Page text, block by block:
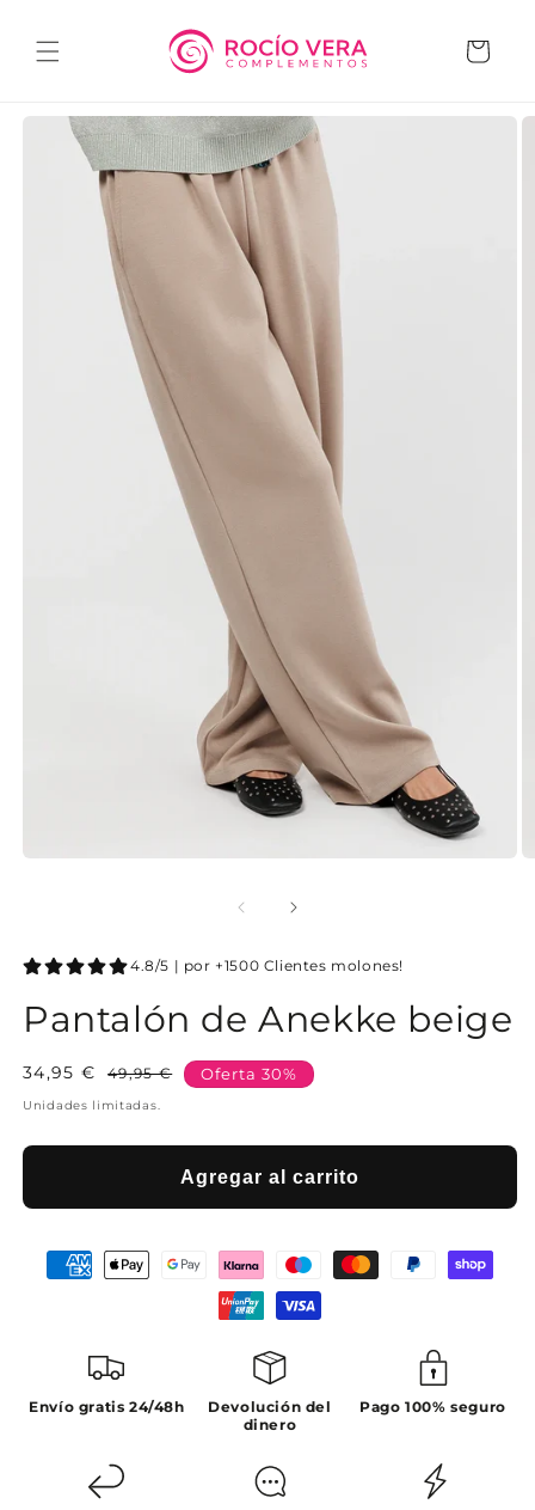
al contenido
Carrito
directamente
información
del producto
4.8/5 | por +1500 Clientes molones!
Pantalón de Anekke beige
Precio
49,95 €
Precio
34,95 € Oferta 30%
Unidades limitadas.
Agregar al carrito
Envío gratis 24/48h
Devolución del
dinero
Pago 100% seguro